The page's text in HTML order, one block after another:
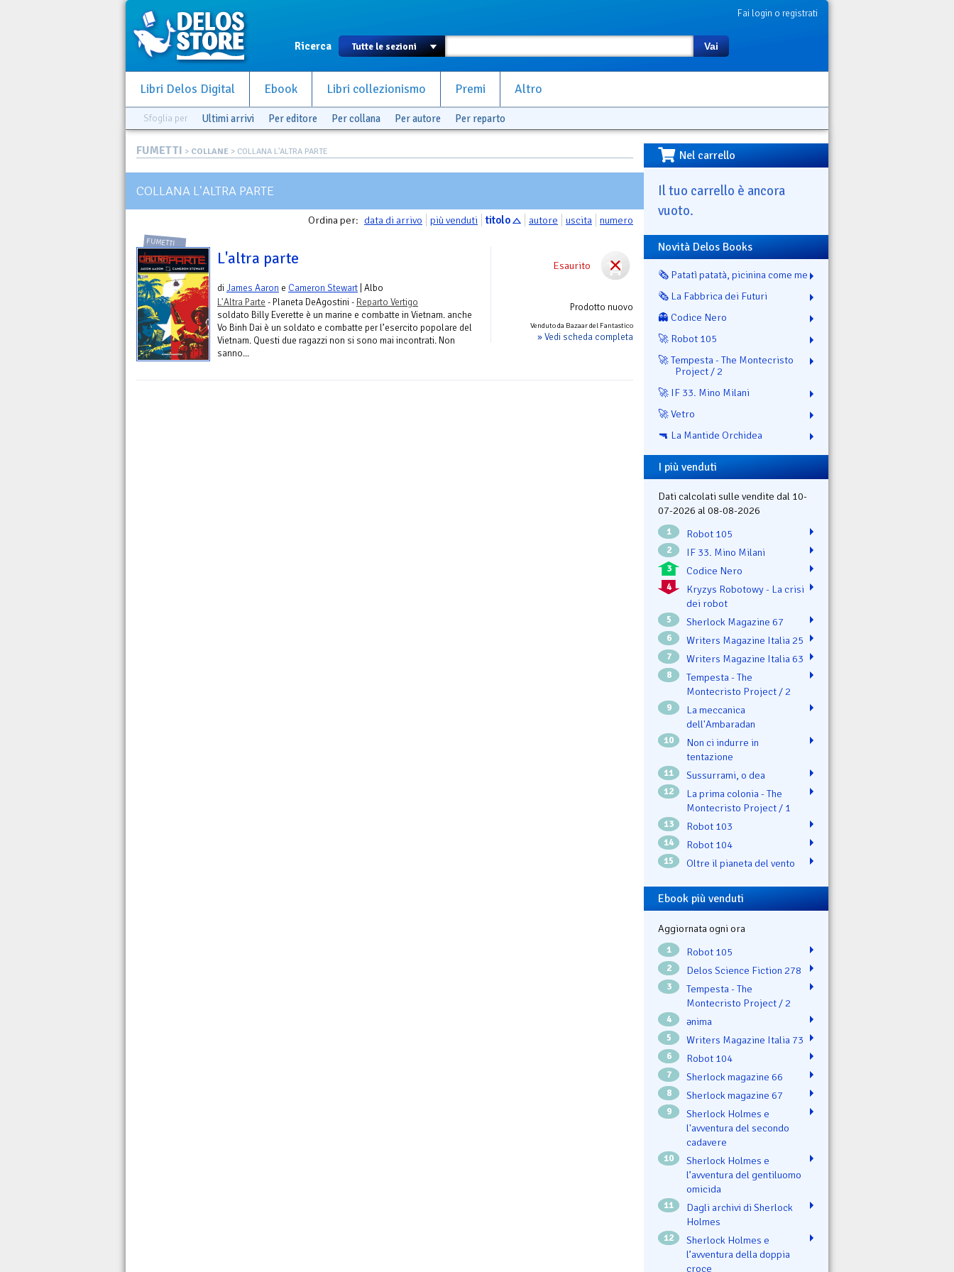
Fai login o registrati
Ricerca Vai
Libri Delos Digital Ebook Libri collezionismo Premi Altro
Sfoglia per Ultimi arrivi Per editore Per collana Per autore Per reparto
FUMETTI > COLLANE > COLLANA L'ALTRA PARTE
COLLANA L'ALTRA PARTE
Ordina per: data di arrivo più venduti titolo autore uscita numero
Esaurito
Prodotto nuovo
Venduto da Bazaar del Fantastico
» Vedi scheda completa
FUMETTI
L'altra parte
diJames Aaron e Cameron Stewart | Albo
L'Altra Parte - Planeta DeAgostini - Reparto Vertigo
soldato Billy Everette è un marine e combatte in Vietnam. anche
Vo Binh Dai è un soldato e combatte per l’esercito popolare del
Vietnam. Questi due ragazzi non si sono mai incontrati. Non
sanno...
Nel carrello
Il tuo carrello è ancora
vuoto.
Novità Delos Books
🗞️ Patatì patatà, picinina come me
🗞️ La Fabbrica dei Futuri
👻 Codice Nero
🚀 Robot 105
🚀 Tempesta - The Montecristo
Project / 2
🚀 IF 33. Mino Milani
🚀 Vetro
🔫 La Mantide Orchidea
I più venduti
Dati calcolati sulle vendite dal 10-
07-2026 al 08-08-2026
1 Robot 105
2 IF 33. Mino Milani
3 Codice Nero
4
Kryzys Robotowy - La crisi
dei robot
5 Sherlock Magazine 67
6 Writers Magazine Italia 25
7 Writers Magazine Italia 63
8
Tempesta - The
Montecristo Project / 2
9
La meccanica
dell'Ambaradan
10
Non ci indurre in
tentazione
11 Sussurrami, o dea
12
La prima colonia - The
Montecristo Project / 1
13 Robot 103
14 Robot 104
15 Oltre il pianeta del vento
Ebook più venduti
Aggiornata ogni ora
1 Robot 105
2 Delos Science Fiction 278
3
Tempesta - The
Montecristo Project / 2
4 ənima
5 Writers Magazine Italia 73
6 Robot 104
7 Sherlock magazine 66
8 Sherlock magazine 67
9
Sherlock Holmes e
l'avventura del secondo
cadavere
10
Sherlock Holmes e
l’avventura del gentiluomo
omicida
11
Dagli archivi di Sherlock
Holmes
12
Sherlock Holmes e
l’avventura della doppia
croce